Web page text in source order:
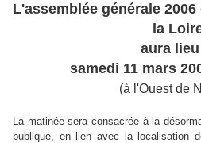
L'assemblée générale
la
aura
samedi 11 mars
(à l'Ouest de
La matinée sera consacrée à la
publique, en lien avec la localisation